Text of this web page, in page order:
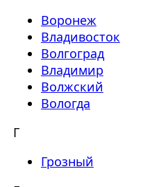
Воронеж
Владивосток
Волгоград
Владимир
Волжский
Вологда
Г
Грозный